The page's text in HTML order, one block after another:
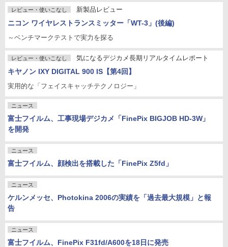
レビュー・使いこなし 新製品レビュー
ニコン ワイヤレストランスミッター「WT-3」(後編)
～ベンチマークテストで実力を探る
レビュー・使いこなし 気になるデジカメ長期リアルタイムレポート
キヤノン IXY DIGITAL 900 IS【第4回】
実用的な「フェイスキャッチテクノロジー」
ニュース
富士フイルム、工事現場デジカメ「FinePix BIGJOB HD-3W」
を開発
ニュース
富士フイルム、顔検出を搭載した「FinePix Z5fd」
ニュース
ケルンメッセ、Photokina 2006の実績を「過去最大規模」と報
告
ニュース
富士フイルム、FinePix F31fd/A600を18日に発売